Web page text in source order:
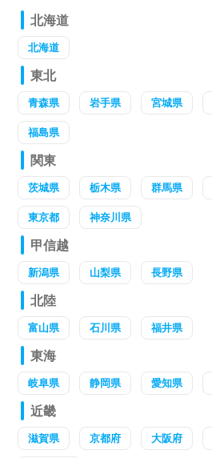
北海道
北海道
東北
青森県 岩手県 宮城県
福島県
関東
茨城県 栃木県 群馬県
東京都 神奈川県
甲信越
新潟県 山梨県 長野県
北陸
富山県 石川県 福井県
東海
岐阜県 静岡県 愛知県
近畿
滋賀県 京都府 大阪府